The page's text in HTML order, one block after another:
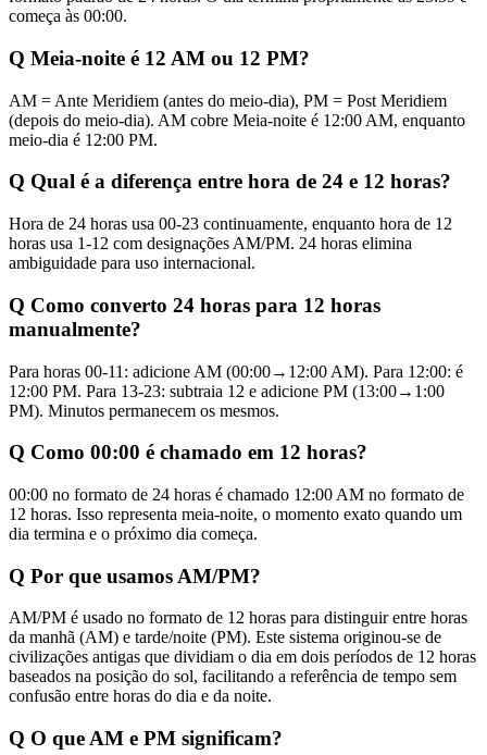
começa às 00:00.
Q Meia-noite é 12 AM ou 12 PM?
AM = Ante Meridiem (antes do meio-dia), PM = Post Meridiem
(depois do meio-dia). AM cobre Meia-noite é 12:00 AM, enquanto
meio-dia é 12:00 PM.
Q Qual é a diferença entre hora de 24 e 12 horas?
Hora de 24 horas usa 00-23 continuamente, enquanto hora de 12
horas usa 1-12 com designações AM/PM. 24 horas elimina
ambiguidade para uso internacional.
Q Como converto 24 horas para 12 horas
manualmente?
Para horas 00-11: adicione AM (00:00→12:00 AM). Para 12:00: é
12:00 PM. Para 13-23: subtraia 12 e adicione PM (13:00→1:00
PM). Minutos permanecem os mesmos.
Q Como 00:00 é chamado em 12 horas?
00:00 no formato de 24 horas é chamado 12:00 AM no formato de
12 horas. Isso representa meia-noite, o momento exato quando um
dia termina e o próximo dia começa.
Q Por que usamos AM/PM?
AM/PM é usado no formato de 12 horas para distinguir entre horas
da manhã (AM) e tarde/noite (PM). Este sistema originou-se de
civilizações antigas que dividiam o dia em dois períodos de 12 horas
baseados na posição do sol, facilitando a referência de tempo sem
confusão entre horas do dia e da noite.
Q O que AM e PM significam?